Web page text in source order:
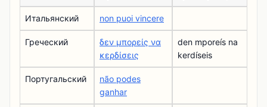
Итальянский non puoi vincere
Греческий
δεν μπορείς να
κερδίσεις
den mporeís na
kerdíseis
Португальский
não podes
ganhar